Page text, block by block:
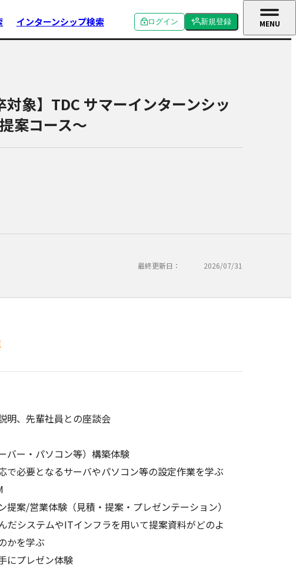
インターンシップ検索 ログイン
学校関係者ログイン
新規登録
】TDC サマーインターンシッ
案コース～
最終更新日： 2026/07/31
明、先輩社員との座談会
バー・パソコン等）構築体験
で必要となるサーバやパソコン等の設定作業を学ぶ
案/営業体験（見積・提案・プレゼンテーション）
だシステムやITインフラを用いて提案資料がどのよ
かを学ぶ
にプレゼン体験
MENU